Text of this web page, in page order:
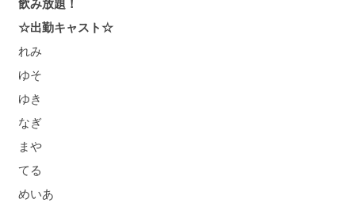
飲み放題！
☆出勤キャスト☆
れみ
ゆそ
ゆき
なぎ
まや
てる
めいあ